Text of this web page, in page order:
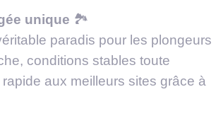
unique 🏞
paradis pour les plongeurs
conditions stables toute
rapide aux meilleurs sites grâce à